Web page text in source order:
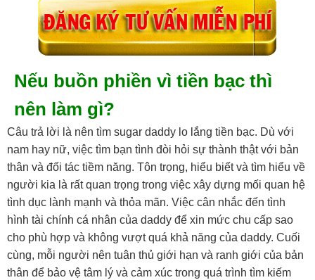
Nếu buồn phiền vì tiền bạc thì
nên làm gì?
Câu trả lời là nên tìm sugar daddy lo lắng tiền bạc. Dù với
nam hay nữ, việc tìm bạn tình đòi hỏi sự thành thật với bản
thân và đối tác tiềm năng. Tôn trọng, hiểu biết và tìm hiểu về
người kia là rất quan trọng trong việc xây dựng mối quan hệ
tình dục lành mạnh và thỏa mãn. Việc cân nhắc đến tình
hình tài chính cá nhân của daddy để xin mức chu cấp sao
cho phù hợp và không vượt quá khả năng của daddy. Cuối
cùng, mỗi người nên tuân thủ giới hạn và ranh giới của bản
thân để bảo vệ tâm lý và cảm xúc trong quá trình tìm kiếm